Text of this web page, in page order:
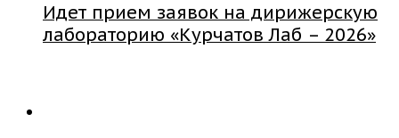
Идет прием заявок на дирижерскую
лабораторию «Курчатов Лаб – 2026»